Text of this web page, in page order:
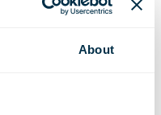
About